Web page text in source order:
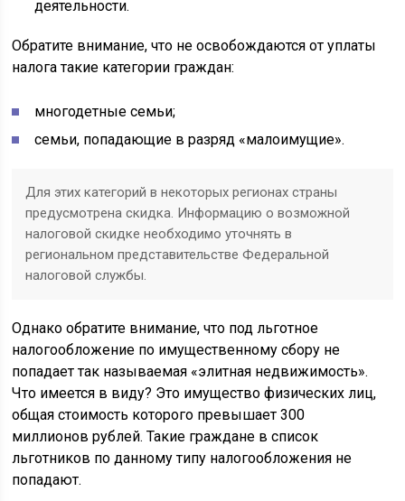
деятельности.
Обратите внимание, что не освобождаются от уплаты
налога такие категории граждан:
многодетные семьи;
семьи, попадающие в разряд «малоимущие».
Для этих категорий в некоторых регионах страны
предусмотрена скидка. Информацию о возможной
налоговой скидке необходимо уточнять в
региональном представительстве Федеральной
налоговой службы.
Однако обратите внимание, что под льготное
налогообложение по имущественному сбору не
попадает так называемая «элитная недвижимость».
Что имеется в виду? Это имущество физических лиц,
общая стоимость которого превышает 300
миллионов рублей. Такие граждане в список
льготников по данному типу налогообложения не
попадают.